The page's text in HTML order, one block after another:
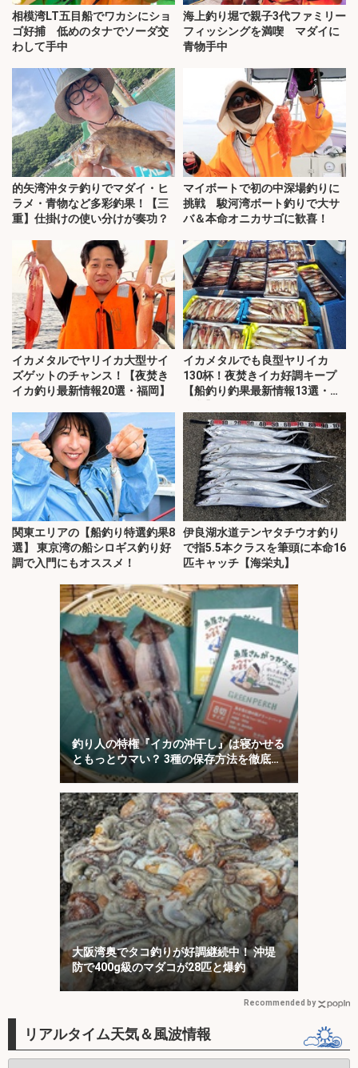
相模湾LT五目船でワカシにショ
ゴ好捕 低めのタナでソーダ交
わして手中
海上釣り堀で親子3代ファミリー
フィッシングを満喫 マダイに
青物手中
的矢湾沖タテ釣りでマダイ・ヒ
ラメ・青物など多彩釣果！【三
重】仕掛けの使い分けが奏功？
マイボートで初の中深場釣りに
挑戦 駿河湾ボート釣りで大サ
バ＆本命オニカサゴに歓喜！
イカメタルでヤリイカ大型サイ
ズゲットのチャンス！【夜焚き
イカ釣り最新情報20選・福岡】
イカメタルでも良型ヤリイカ
130杯！夜焚きイカ好調キープ
【船釣り釣果最新情報13選・玄
関東エリアの【船釣り特選釣果8
選】 東京湾の船シロギス釣り好
調で入門にもオススメ！
伊良湖水道テンヤタチウオ釣り
で指5.5本クラスを筆頭に本命16
匹キャッチ【海栄丸】
釣り人の特権『イカの沖干し』は寝かせる
ともっとウマい？ 3種の保存方法を徹底検
証
大阪湾奥でタコ釣りが好調継続中！ 沖堤
防で400g級のマダコが28匹と爆釣
Recommended by
リアルタイム天気＆風波情報